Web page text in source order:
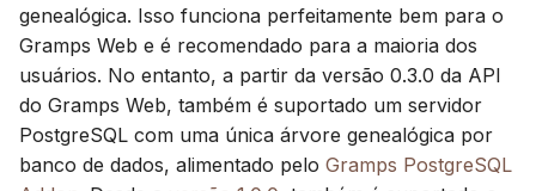
Türkçe
Русский
Português
日本語
l
z
a
n
TrueNAS
Configurando a API Web
para uso com o banco de
dados
Usando um banco de
dados PostgreSQL
Exportar dados
Gerir utilizadores
Definições de
administração
Mapa
Editar dados Gerenciar tarefas
Etiquetas
Editar na árvore
DNA
DNA-Y
Ferramentas de
investigação
Histórico de revisões
Consultas manuais
Tradução
genealógica. Isso funciona perfeitamente bem para o
Gramps Web e é recomendado para a maioria dos
usuários. No entanto, a partir da versão 0.3.0 da API
do Gramps Web, também é suportado um servidor
PostgreSQL com uma única árvore genealógica por
banco de dados, alimentado pelo Gramps PostgreSQL